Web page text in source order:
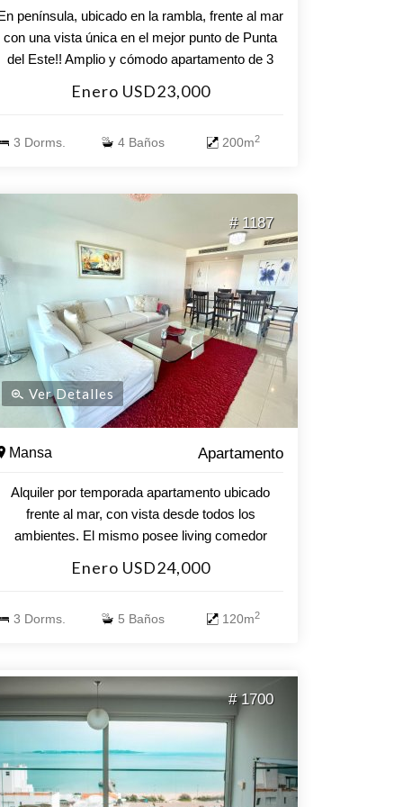
península, ubicado en la rambla, frente al mar
con una vista única en el mejor punto de Punta
del Este!! Amplio y cómodo apartamento de 3
en suite + toilette. Living-comedor amplio.
muelle Mailhos puerto. Incluye garaje doble.
Enero USD23,000
3 Dorms. 4 Baños 200m2
# 1187
Ver Detalles
Mansa Apartamento
Alquiler por temporada apartamento ubicado
frente al mar, con vista desde todos los
ambientes. El mismo posee living comedor
dormitorios, cuatro baños completos (tres de
desde todos los ambientes y garage. El edificio
climatizada interior y exterior, sala de juegos,
canchas varias, gimnasio, sauna, parrilleros y
servicio de playa.
Enero USD24,000
3 Dorms. 5 Baños 120m2
# 1700